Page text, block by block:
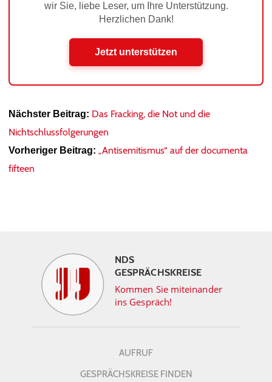
wir Sie, liebe Leser, um Ihre Unterstützung.
Herzlichen Dank!
Jetzt unterstützen
Nächster Beitrag: Das Fracking, die Not und die
Nichtschlussfolgerungen
Vorheriger Beitrag: „Antisemitismus“ auf der documenta
fifteen
NDS
GESPRÄCHSKREISE
Kommen Sie miteinander
ins Gespräch!
AUFRUF
GESPRÄCHSKREISE FINDEN